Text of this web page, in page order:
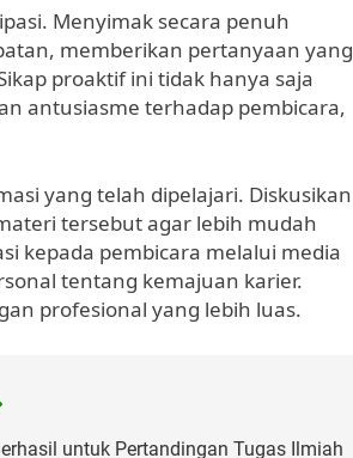
Menyimak secara penuh
memberikan pertanyaan yang
proaktif ini tidak hanya saja
antusiasme terhadap pembicara,
yang telah dipelajari. Diskusikan
tersebut agar lebih mudah
kepada pembicara melalui media
tentang kemajuan karier.
profesional yang lebih luas.
untuk Pertandingan Tugas Ilmiah